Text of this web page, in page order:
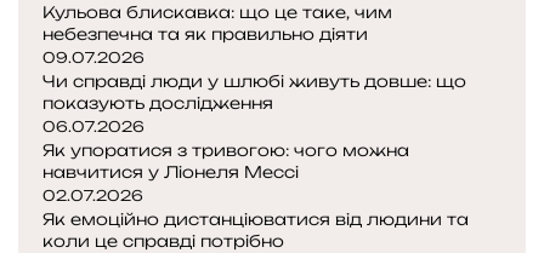
р
м
а
д
л
я
т
и
х
Кульова блискавка: що це таке, чим
небезпечна та як правильно діяти
09.07.2026
Чи справді люди у шлюбі живуть довше: що
показують дослідження
06.07.2026
Як упоратися з тривогою: чого можна
навчитися у Ліонеля Мессі
02.07.2026
Як емоційно дистанціюватися від людини та
коли це справді потрібно